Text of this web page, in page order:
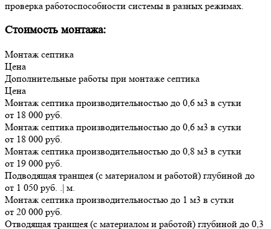
проверка работоспособности системы в разных режимах.
Стоимость монтажа:
Монтаж септика
Цена
Дополнительные работы при монтаже септика
Цена
Монтаж септика производительностью до 0,6 м3 в сутки
от 18 000 руб.
Монтаж септика производительностью до 0,6 м3 в сутки
от 18 000 руб.
Монтаж септика производительностью до 0,8 м3 в сутки
от 19 000 руб.
Подводящая транщея (с материалом и работой) глубиной до
от 1 050 руб. .| м.
Монтаж септика производительностью до 1 м3 в сутки
от 20 000 руб.
Отводящая транщея (с материалом и работой) глубиной до 0,3